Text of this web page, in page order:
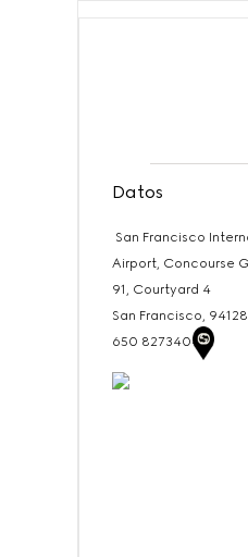
Datos
San Francisco
Airport, Concourse
91, Courtyard 4
San Francisco, 94128
650 8273404